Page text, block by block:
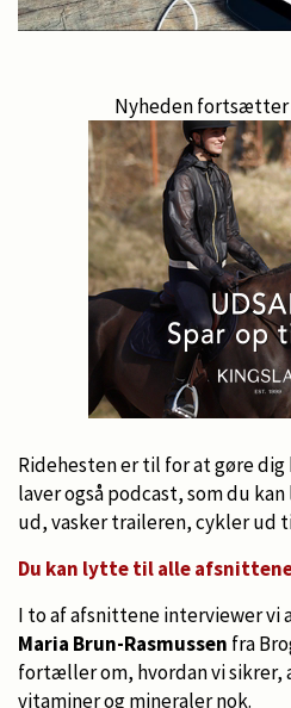
Nyheden fortsætter
Ridehesten er til for at gøre dig
laver også podcast, som du
ud, vasker traileren, cykler ud
Du kan lytte til alle
I to af afsnittene interviewer vi
Maria Brun-Rasmussen fra
fortæller om, hvordan vi sikrer,
vitaminer og mineraler nok.